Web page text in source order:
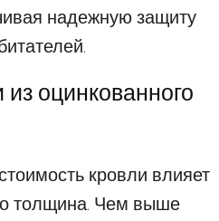
надежную защиту
оцинкованного
кровли влияет
толщина. Чем выше